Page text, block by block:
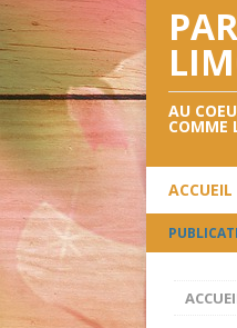
AU
COMME
ACCUEIL